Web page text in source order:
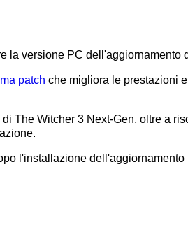
la versione PC dell'aggiornamento
patch che migliora le prestazioni
The Witcher 3 Next-Gen, oltre a
l'installazione